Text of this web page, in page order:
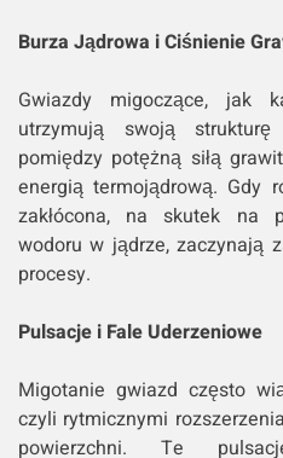
Burza Jądrowa i Ciśnienie
Gwiazdy migoczące, jak
utrzymują swoją
pomiędzy potężną siłą
energią termojądrową. Gdy
zakłócona, na skutek na
wodoru w jądrze, zaczynają
procesy.
Pulsacje i Fale Uderzeniowe
Migotanie gwiazd często
czyli rytmicznymi
powierzchni. Te